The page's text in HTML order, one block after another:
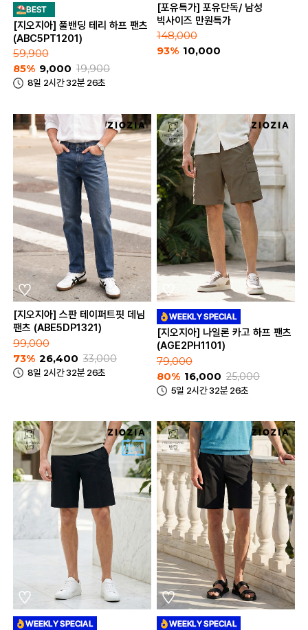
[지오지아] 풀밴딩 테리 하프 팬츠
(ABC5PT1201)
59,900
85% 9,000 19,900
8일 2시간 32분 26초
[포유특가] 포유단독/ 남성
빅사이즈 만원특가
148,000
93% 10,000
[지오지아] 스판 테이퍼트핏 데님
팬츠 (ABE5DP1321)
99,000
73% 26,400 33,000
8일 2시간 32분 26초
[지오지아] 나일론 카고 하프 팬츠
(AGE2PH1101)
79,000
80% 16,000 25,000
5일 2시간 32분 26초